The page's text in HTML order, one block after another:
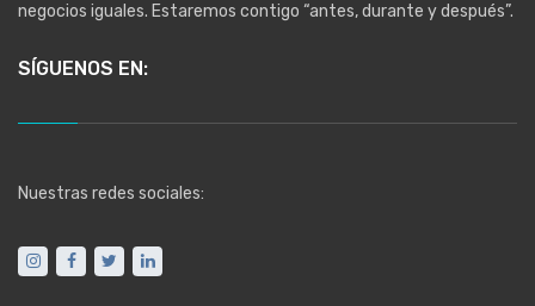
negocios iguales. Estaremos contigo “antes, durante y después”.
SÍGUENOS EN:
Nuestras redes sociales: